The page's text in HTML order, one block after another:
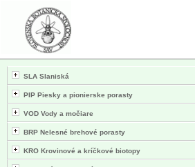
SLA Slaniská
PIP Piesky a pionierske porasty
VOD Vody a močiare
BRP Nelesné brehové porasty
KRO Krovinové a kríčkové biotopy